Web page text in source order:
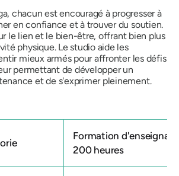
chacun est encouragé à progresser à
en confiance et à trouver du soutien.
le lien et le bien-être, offrant bien plus
physique. Le studio aide les
mieux armés pour affronter les défis
permettant de développer un
et de s'exprimer pleinement.
Formation
200 heures